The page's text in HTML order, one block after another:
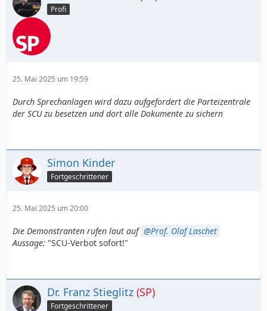
Profi
25. Mai 2025 um 19:59
Durch Sprechanlagen wird dazu aufgefordert die Parteizentrale
der SCU zu besetzen und dort alle Dokumente zu sichern
Simon Kinder
Fortgeschrittener
25. Mai 2025 um 20:00
Die Demonstranten rufen laut auf
Prof. Olaf Laschet
Aussage: "SCU-Verbot sofort!"
Dr. Franz Stieglitz (SP)
Fortgeschrittener